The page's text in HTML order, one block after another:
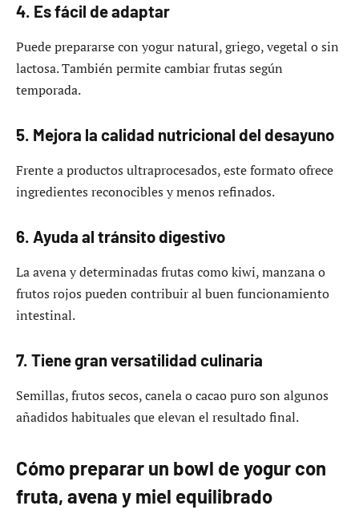
4. Es fácil de adaptar
Puede prepararse con yogur natural, griego, vegetal o sin
lactosa. También permite cambiar frutas según
temporada.
5. Mejora la calidad nutricional del desayuno
Frente a productos ultraprocesados, este formato ofrece
ingredientes reconocibles y menos refinados.
6. Ayuda al tránsito digestivo
La avena y determinadas frutas como kiwi, manzana o
frutos rojos pueden contribuir al buen funcionamiento
intestinal.
7. Tiene gran versatilidad culinaria
Semillas, frutos secos, canela o cacao puro son algunos
añadidos habituales que elevan el resultado final.
Cómo preparar un bowl de yogur con
fruta, avena y miel equilibrado